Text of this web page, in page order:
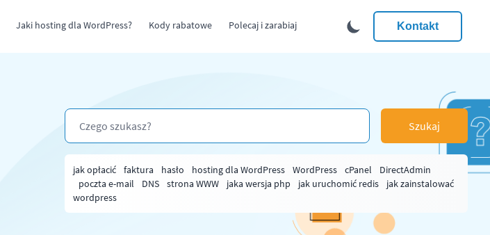
Jaki hosting dla WordPress? Kody rabatowe Polecaj i zarabiaj Kontakt
Szukaj
jak opłacić faktura hasło hosting dla WordPress WordPress cPanel
DirectAdmin
poczta e-mail
DNS strona WWW jaka wersja php jak uruchomić redis
jak zainstalować
wordpress